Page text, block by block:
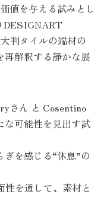
値を与える試みとし
DESIGNART
判タイルの端材の
再解釈する静かな展
さん と Cosentino
な可能性を見出す試
を感じる“休息”の
性を通して、素材と